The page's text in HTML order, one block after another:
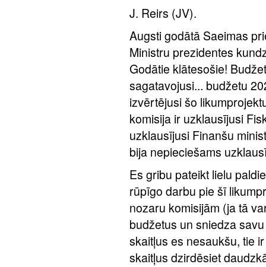
J. Reirs (JV).
Augsti godātā Saeimas
Ministru prezidentes
Godātie klātesošie!
sagatavojusi... budžetu
izvērtējusi šo
komisija ir uzklausījusi
uzklausījusi Finanšu
bija nepieciešams
Es gribu pateikt lielu
rūpīgo darbu pie šī
nozaru komisijām (ja tā
budžetus un sniedza
skaitļus es nesaukšu, tie
skaitļus dzirdēsiet